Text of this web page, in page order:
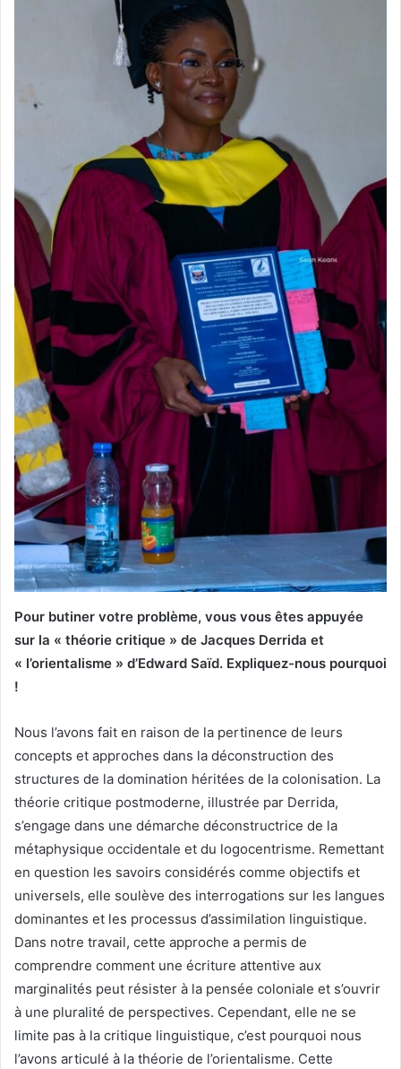
Pour butiner votre problème, vous vous êtes appuyée
sur la « théorie critique » de Jacques Derrida et
« l’orientalisme » d’Edward Saïd. Expliquez-nous pourquoi
!
Nous l’avons fait en raison de la pertinence de leurs
concepts et approches dans la déconstruction des
structures de la domination héritées de la colonisation. La
théorie critique postmoderne, illustrée par Derrida,
s’engage dans une démarche déconstructrice de la
métaphysique occidentale et du logocentrisme. Remettant
en question les savoirs considérés comme objectifs et
universels, elle soulève des interrogations sur les langues
dominantes et les processus d’assimilation linguistique.
Dans notre travail, cette approche a permis de
comprendre comment une écriture attentive aux
marginalités peut résister à la pensée coloniale et s’ouvrir
à une pluralité de perspectives. Cependant, elle ne se
limite pas à la critique linguistique, c’est pourquoi nous
l’avons articulé à la théorie de l’orientalisme. Cette